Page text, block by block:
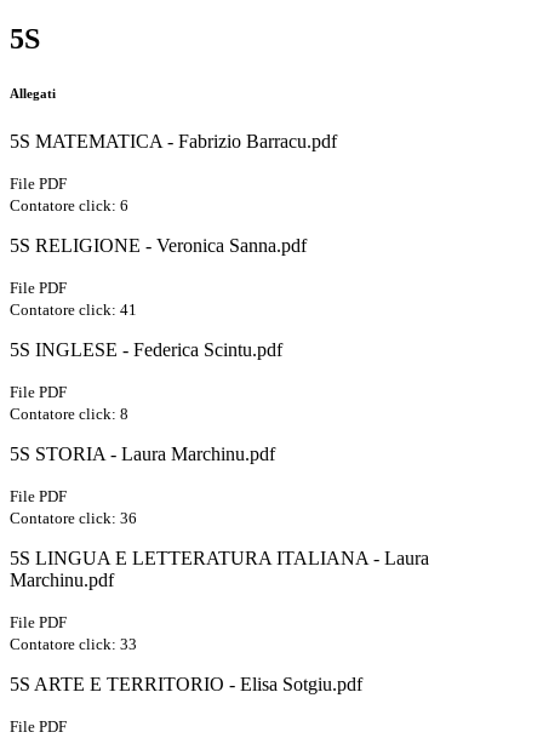
5S
Allegati
5S MATEMATICA - Fabrizio Barracu.pdf
File PDF
Contatore click: 6
5S RELIGIONE - Veronica Sanna.pdf
File PDF
Contatore click: 41
5S INGLESE - Federica Scintu.pdf
File PDF
Contatore click: 8
5S STORIA - Laura Marchinu.pdf
File PDF
Contatore click: 36
5S LINGUA E LETTERATURA ITALIANA - Laura
Marchinu.pdf
File PDF
Contatore click: 33
5S ARTE E TERRITORIO - Elisa Sotgiu.pdf
File PDF